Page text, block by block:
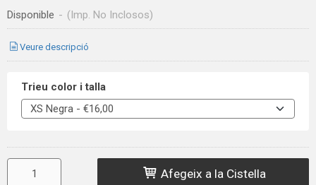
Disponible - (Imp. No Inclosos)
Veure descripció
Trieu color i talla
Afegeix a la Cistella